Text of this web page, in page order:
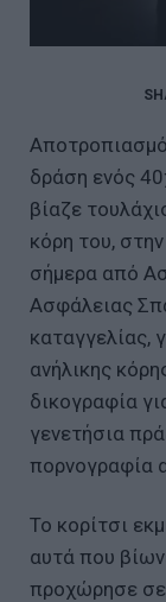
δράση ενός
βίαζε
κόρη του,
σήμερα από
Ασφάλειας
καταγγελίας,
ανήλικης
δικογραφία
γενετήσια
πορνογραφία
Το κορίτσι
αυτά που
προχώρησε σε